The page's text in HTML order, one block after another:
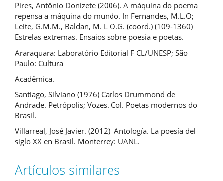
Pires, Antônio Donizete (2006). A máquina do poema
repensa a máquina do mundo. In Fernandes, M.L.O;
Leite, G.M.M., Baldan, M. L O.G. (coord.) (109-1360)
Estrelas extremas. Ensaios sobre poesia e poetas.
Araraquara: Laboratório Editorial F CL/UNESP; São
Paulo: Cultura
Acadêmica.
Santiago, Silviano (1976) Carlos Drummond de
Andrade. Petrópolis; Vozes. Col. Poetas modernos do
Brasil.
Villarreal, José Javier. (2012). Antología. La poesía del
siglo XX en Brasil. Monterrey: UANL.
Artículos similares